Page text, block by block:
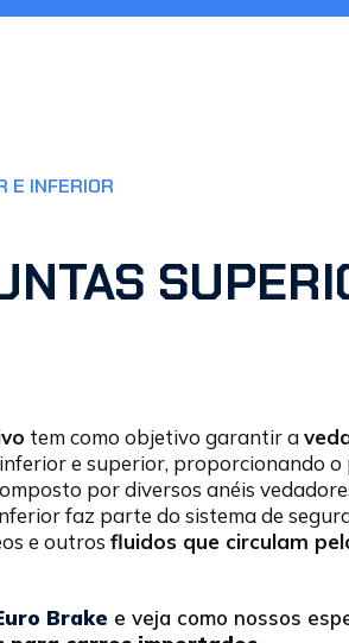
E INFERIOR
tem como objetivo garantir a
e superior, proporcionando o
por diversos anéis
faz parte do sistema de
e outros fluidos que circulam
Brake e veja como nossos